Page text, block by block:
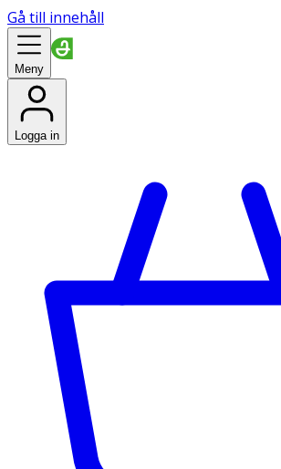
Gå till innehåll
Meny
Logga in